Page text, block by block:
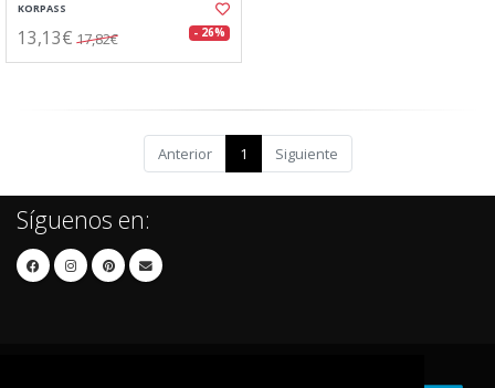
KORPASS
13,13€ 17,82€ - 26%
Anterior 1 Siguiente
Síguenos en: